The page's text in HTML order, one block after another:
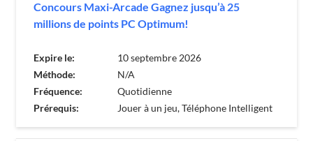
Concours Maxi-Arcade Gagnez jusqu’à 25
millions de points PC Optimum!
Expire le:
10 septembre 2026
Méthode:
N/A
Fréquence:
Quotidienne
Prérequis:
Jouer à un jeu, Téléphone Intelligent